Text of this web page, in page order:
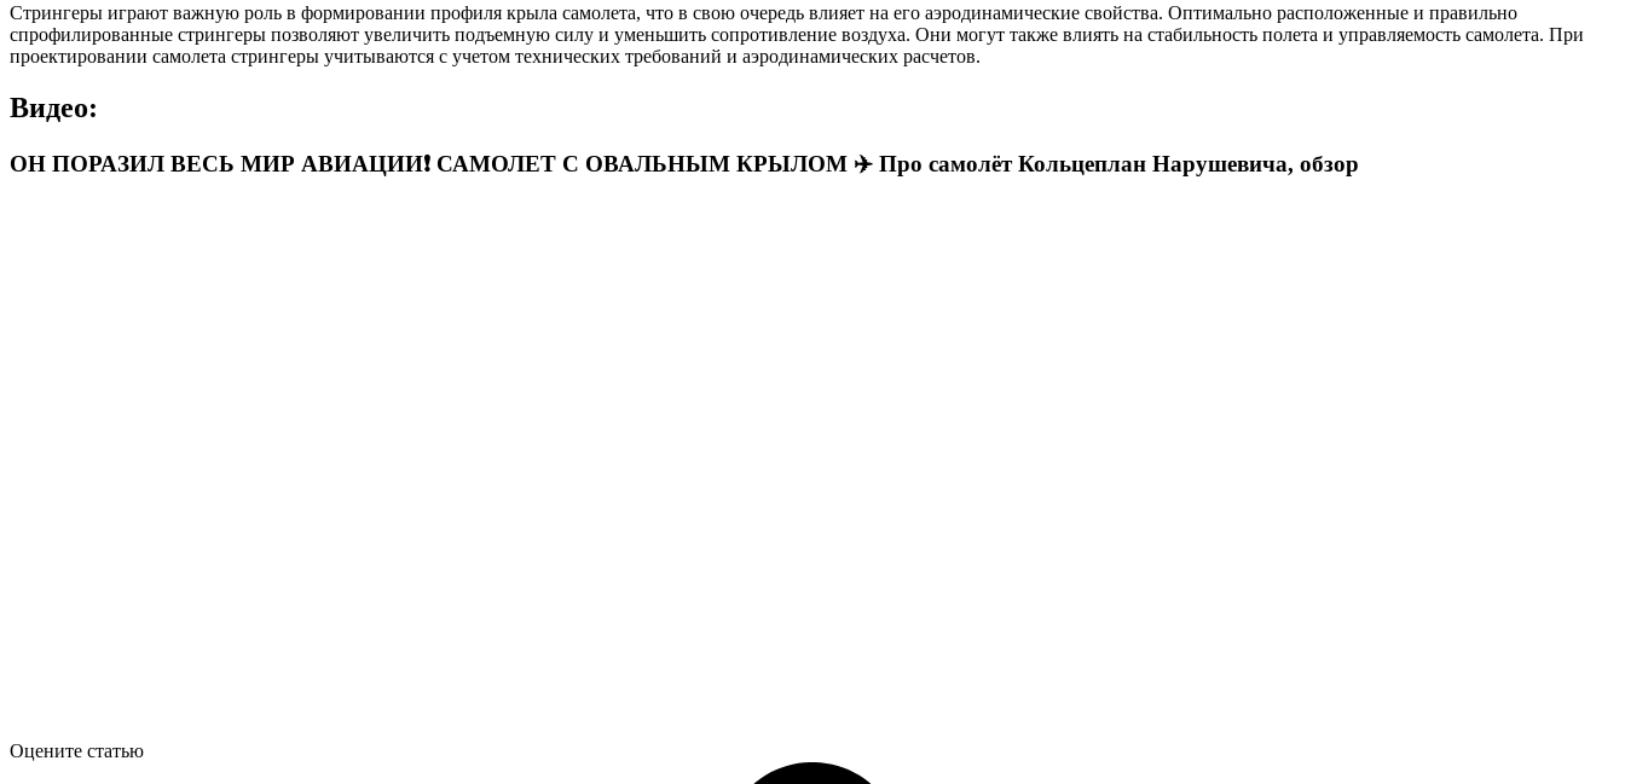
Стрингеры играют важную роль в формировании профиля крыла самолета, что в свою очередь влияет на его аэродинамические свойства. Оптимально расположенные и правильно
спрофилированные стрингеры позволяют увеличить подъемную силу и уменьшить сопротивление воздуха. Они могут также влиять на стабильность полета и управляемость самолета. При
проектировании самолета стрингеры учитываются с учетом технических требований и аэродинамических расчетов.
Видео:
ОН ПОРАЗИЛ ВЕСЬ МИР АВИАЦИИ❗️ САМОЛЕТ С ОВАЛЬНЫМ КРЫЛОМ ✈️ Про самолёт Кольцеплан Нарушевича, обзор
Оцените статью